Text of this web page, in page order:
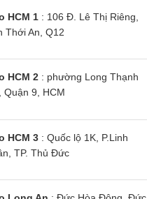
HCM 1: 106 Đ. Lê Thị Riêng,
Thới An, Q12
HCM 2: phường Long Thạnh
Quận 9, HCM
HCM 3: Quốc lộ 1K, P.Linh
TP. Thủ Đức